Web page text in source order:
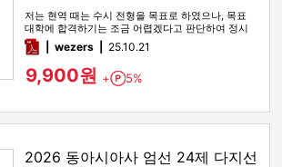
저는 현역 때는 수시 전형을 목표로 하였으나, 목표
대학에 합격하기는 조금 어렵겠다고 판단하여 정시
전형을 노리며 재수를 시…
pdfwezers 25.10.21
9,900원 + Point
5%
2026 동아시아사 엄선 24제 다지선